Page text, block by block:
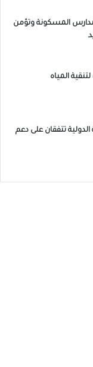
المسكونة وتؤمن
المياه
تتفقان على دعم